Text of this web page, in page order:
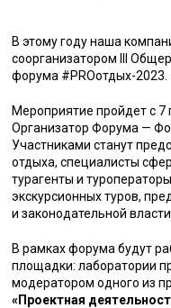
В этому году наша
соорганизатором III
форума #PROотдых-2023.
Мероприятие пройдет с 7
Организатор Форума —
Участниками станут
отдыха, специалисты
турагенты и
экскурсионных туров,
и законодательной власти.
В рамках форума будут
площадки: лаборатории
модератором одного из
«Проектная